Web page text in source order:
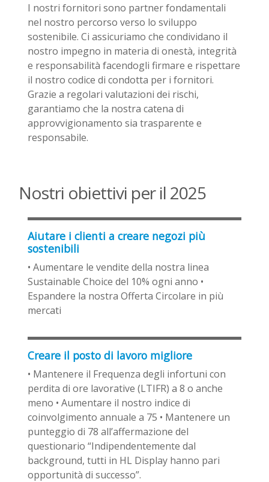
I nostri fornitori sono partner fondamentali
nel nostro percorso verso lo sviluppo
sostenibile. Ci assicuriamo che condividano il
nostro impegno in materia di onestà, integrità
e responsabilità facendogli firmare e rispettare
il nostro codice di condotta per i fornitori.
Grazie a regolari valutazioni dei rischi,
garantiamo che la nostra catena di
approvvigionamento sia trasparente e
responsabile.
Nostri obiettivi per il 2025
Aiutare i clienti a creare negozi più
sostenibili
• Aumentare le vendite della nostra linea
Sustainable Choice del 10% ogni anno •
Espandere la nostra Offerta Circolare in più
mercati
Creare il posto di lavoro migliore
• Mantenere il Frequenza degli infortuni con
perdita di ore lavorative (LTIFR) a 8 o anche
meno • Aumentare il nostro indice di
coinvolgimento annuale a 75 • Mantenere un
punteggio di 78 all’affermazione del
questionario “Indipendentemente dal
background, tutti in HL Display hanno pari
opportunità di successo”.